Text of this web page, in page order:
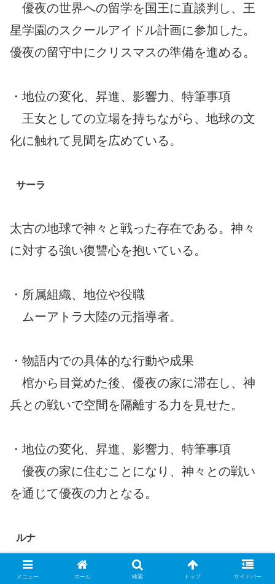
優夜の世界への留学を国王に直談判し、王
星学園のスクールアイドル計画に参加した。
優夜の留守中にクリスマスの準備を進める。
・地位の変化、昇進、影響力、特筆事項
王女としての立場を持ちながら、地球の文
化に触れて見聞を広めている。
サーラ
太古の地球で神々と戦った存在である。神々
に対する強い復讐心を抱いている。
・所属組織、地位や役職
ムーアトラ大陸の元指導者。
・物語内での具体的な行動や成果
棺から目覚めた後、優夜の家に滞在し、神
兵との戦いで空間を隔離する力を見せた。
・地位の変化、昇進、影響力、特筆事項
優夜の家に住むことになり、神々との戦い
を通じて優夜の力となる。
ルナ
レクシアの護衛であり、元暗殺者の少女であ
メニュー ホーム 検索 トップ サイドバー